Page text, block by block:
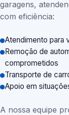
garagens,
com eficiência:
Atendimento para
Remoção de
comprometidos
Transporte de
Apoio em
A nossa equipe